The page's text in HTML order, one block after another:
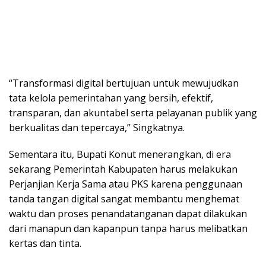
“Transformasi digital bertujuan untuk mewujudkan
tata kelola pemerintahan yang bersih, efektif,
transparan, dan akuntabel serta pelayanan publik yang
berkualitas dan tepercaya,” Singkatnya.
Sementara itu, Bupati Konut menerangkan, di era
sekarang Pemerintah Kabupaten harus melakukan
Perjanjian Kerja Sama atau PKS karena penggunaan
tanda tangan digital sangat membantu menghemat
waktu dan proses penandatanganan dapat dilakukan
dari manapun dan kapanpun tanpa harus melibatkan
kertas dan tinta.